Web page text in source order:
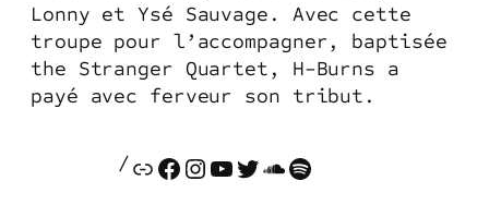
Lonny et Ysé Sauvage. Avec cette
troupe pour l’accompagner, baptisée
the Stranger Quartet, H-Burns a
payé avec ferveur son tribut.
/LienFacebook
Instagram
YouTube
Twitter
SoundCloud
Spotify